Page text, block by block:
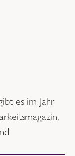
es im Jahr